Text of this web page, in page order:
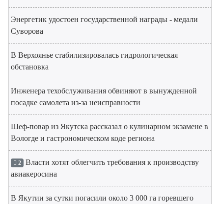
Энергетик удостоен государственной награды - медали
Суворова
В Верхоянье стабилизировалась гидрологическая
обстановка
Инженера техобслуживания обвиняют в вынужденной
посадке самолета из-за неисправности
Шеф-повар из Якутска рассказал о кулинарном экзамене в
Вологде и гастрономическом коде региона
2 Власти хотят облегчить требования к производству
авиакеросина
В Якутии за сутки погасили около 3 000 га горевшего